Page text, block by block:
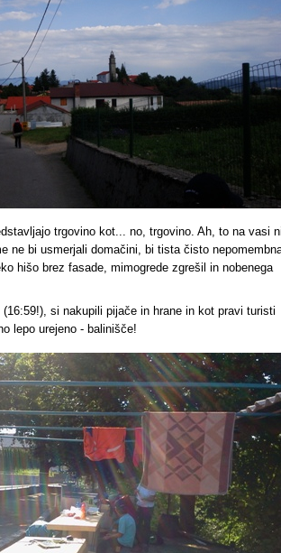
trgovino kot... no, trgovino. Ah, to na vasi
ne bi usmerjali domačini, bi tista čisto
hišo brez fasade, mimogrede zgrešil in nobenega
si nakupili pijače in hrane in kot pravi turisti
lepo urejeno - balinišče!